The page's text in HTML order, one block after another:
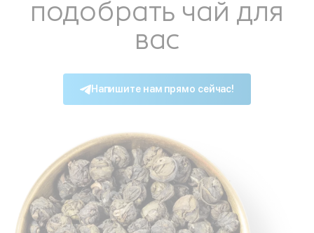
подобрать чай для
вас
Напишите нам прямо сейчас!
Даю согласие c